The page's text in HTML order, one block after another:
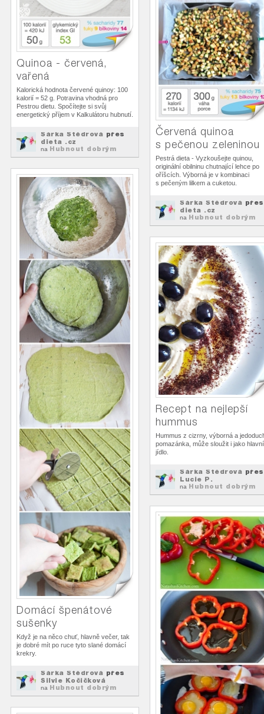
Quinoa - červená,
vařená
Kalorická hodnota červené quinoy: 100
kalorií = 52 g. Potravina vhodná pro
Pestrou dietu. Spočítejte si svůj
energetický příjem v Kalkulátoru hubnutí.
Šárka Štědrová přes
dieta .cz
na Hubnout dobrým
jídlem
Červená quinoa
s pečenou zeleninou
Pestrá dieta - Vyzkoušejte quinou,
originální obilninu chutnající lehce po
oříšcích. Výborná je v kombinaci
s pečeným lilkem a cuketou.
Šárka Štědrová přes
dieta .cz
na Hubnout dobrým
jídlem
Domácí špenátové
sušenky
Když je na něco chuť, hlavně večer, tak
je dobré mít po ruce tyto slané domácí
krekry.
Šárka Štědrová přes
Silvie Kočičková
na Hubnout dobrým
jídlem
Recept na nejlepší
hummus
Hummus z cizrny, výborná a
pomazánka, může sloužit i jako hlavní
jídlo.
Šárka Štědrová přes
Lucie P.
na Hubnout dobrým
jídlem